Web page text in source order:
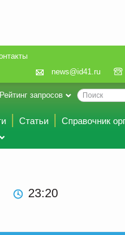
news@id41.ru
Рейтинг запросов
Статьи
Справочник
23 20